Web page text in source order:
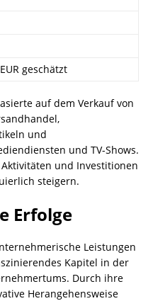
geschätzt
auf dem Verkauf von
und
und TV-Shows.
und Investitionen
steigern.
Erfolge
Leistungen
Kapitel in der
Durch ihre
Herangehensweise